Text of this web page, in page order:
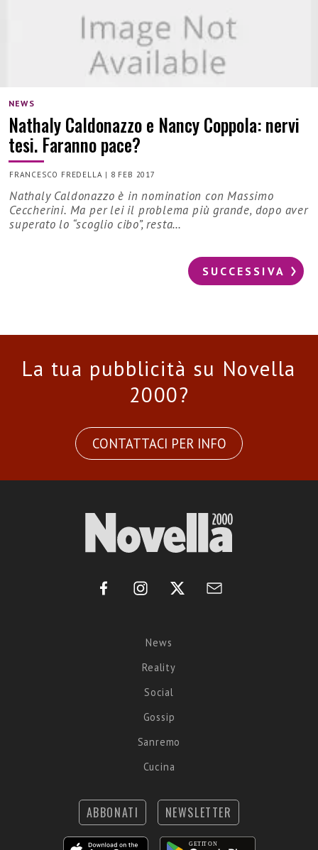
NEWS
Nathaly Caldonazzo e Nancy Coppola: nervi
tesi. Faranno pace?
FRANCESCO FREDELLA | 8 FEB 2017
Nathaly Caldonazzo è in nomination con Massimo
Ceccherini. Ma per lei il problema più grande, dopo aver
superato lo “scoglio cibo”, resta…
SUCCESSIVA
La tua pubblicità su Novella
2000?
CONTATTACI PER INFO
News
Reality
Social
Gossip
Sanremo
Cucina
ABBONATI NEWSLETTER